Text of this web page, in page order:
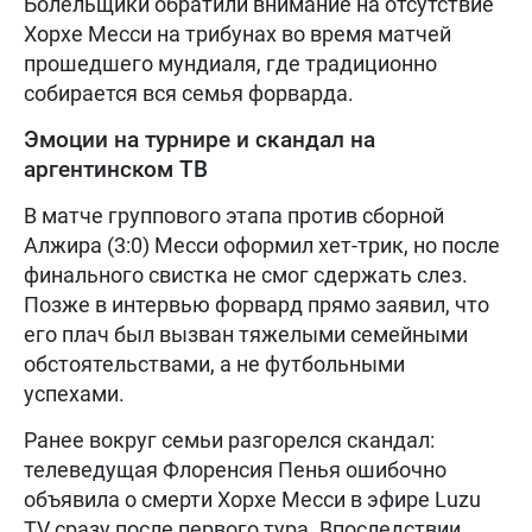
Хорхе Месси на трибунах во время матчей
прошедшего мундиаля, где традиционно
собирается вся семья форварда.
Эмоции на турнире и скандал на
аргентинском ТВ
В матче группового этапа против сборной
Алжира (3:0) Месси оформил хет-трик, но после
финального свистка не смог сдержать слез.
Позже в интервью форвард прямо заявил, что
его плач был вызван тяжелыми семейными
обстоятельствами, а не футбольными
успехами.
Ранее вокруг семьи разгорелся скандал:
телеведущая Флоренсия Пенья ошибочно
объявила о смерти Хорхе Месси в эфире Luzu